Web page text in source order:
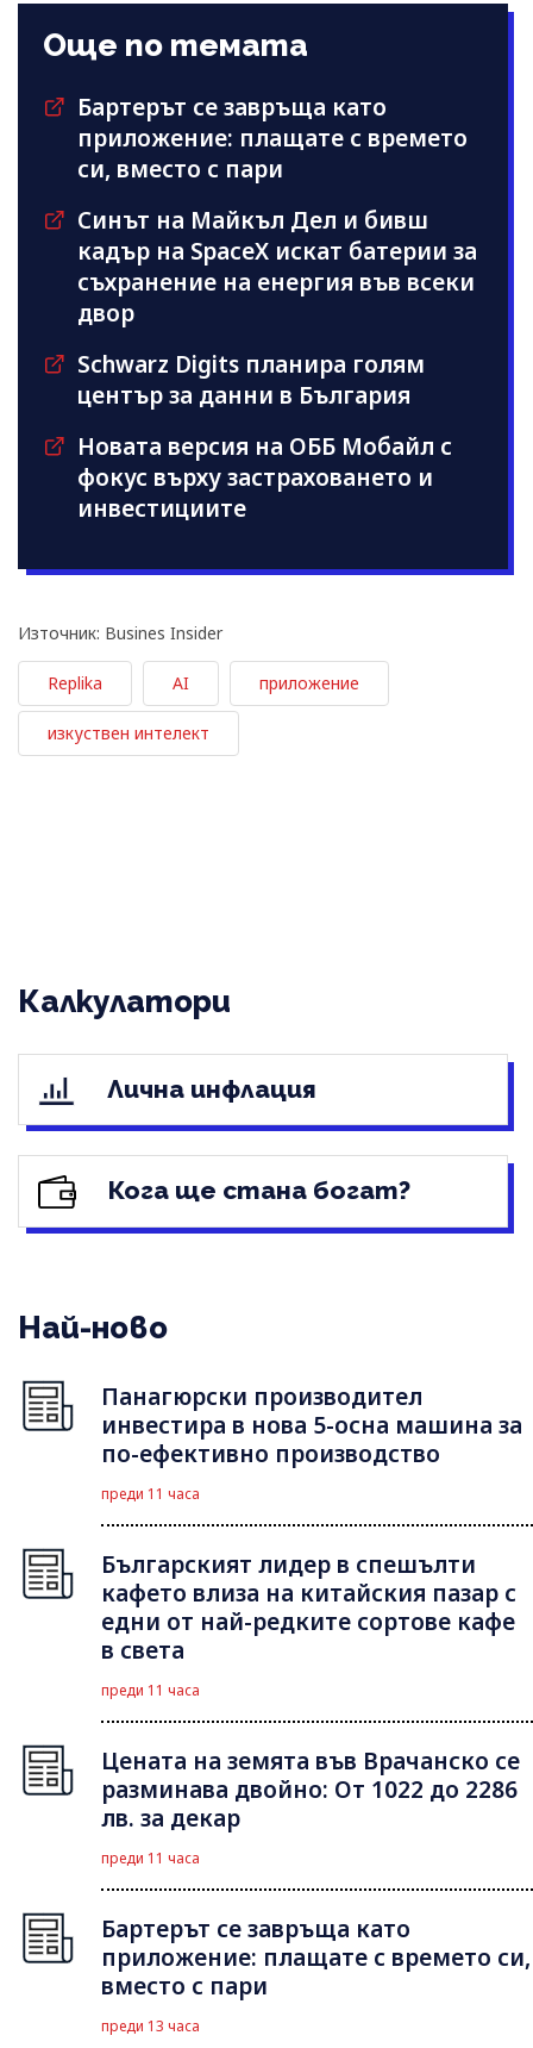
Още по темата
Бартерът се завръща като
приложение: плащате с времето
си, вместо с пари
Синът на Майкъл Дeл и бивш
кадър на SpaceX искат батерии за
съхранение на енергия във всеки
двор
Schwarz Digits планира голям
център за данни в България
Новата версия на ОББ Мобайл с
фокус върху застраховането и
инвестициите
Източник: Busines Insider
Replika AI приложение
изкуствен интелект
Калкулатори
Лична инфлация
Кога ще стана богат?
Най-ново
Панагюрски производител
инвестира в нова 5-осна машина за
по-ефективно производство
преди 11 часа
Българският лидер в спешълти
кафето влиза на китайския пазар с
едни от най-редките сортове кафе
в света
преди 11 часа
Цената на земята във Врачанско се
разминава двойно: От 1022 до 2286
лв. за декар
преди 11 часа
Бартерът се завръща като
приложение: плащате с времето си,
вместо с пари
преди 13 часа